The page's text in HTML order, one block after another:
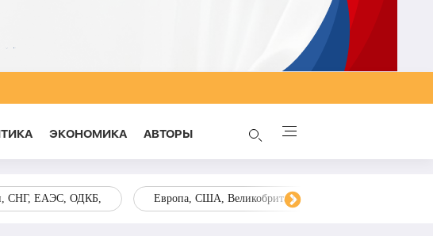
ЭКОНОМИКА AВТОРЫ
СНГ, ЕАЭС, ОДКБ, Европа, США, Великобритания, Украина, Запад,